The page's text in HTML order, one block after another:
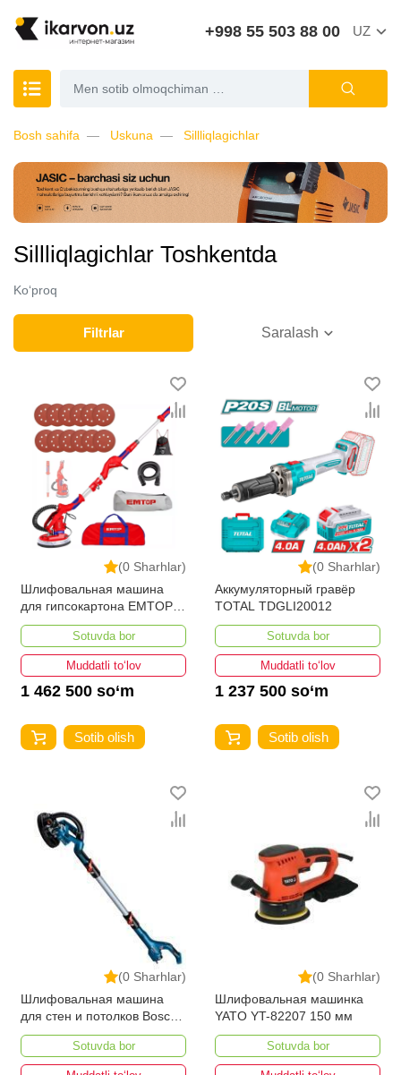
+998 55 503 88 00 UZ
Bosh sahifa Uskuna Sillliqlagichlar
Sillliqlagichlar Toshkentda
Ko‘proq
Filtrlar Saralash
(0 Sharhlar)
Шлифовальная машина
для гипсокартона EMTOP
EDSD10501
Sotuvda bor
Muddatli to‘lov
1 462 500 so‘m
Sotib olish
(0 Sharhlar)
Аккумуляторный гравёр
TOTAL TDGLI20012
Sotuvda bor
Muddatli to‘lov
1 237 500 so‘m
Sotib olish
(0 Sharhlar)
Шлифовальная машина
для стен и потолков Bosch
GTR 550
Sotuvda bor
(0 Sharhlar)
Шлифовальная машинка
YATO YT-82207 150 мм
Sotuvda bor